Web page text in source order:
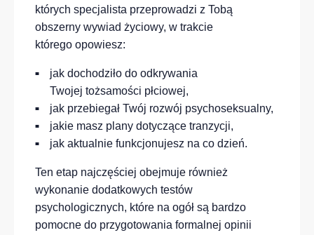
których specjalista przeprowadzi z Tobą
obszerny wywiad życiowy, w trakcie
którego opowiesz:
jak dochodziło do odkrywania
Twojej tożsamości płciowej,
jak przebiegał Twój rozwój psychoseksualny,
jakie masz plany dotyczące tranzycji,
jak aktualnie funkcjonujesz na co dzień.
Ten etap najczęściej obejmuje również
wykonanie dodatkowych testów
psychologicznych, które na ogół są bardzo
pomocne do przygotowania formalnej opinii